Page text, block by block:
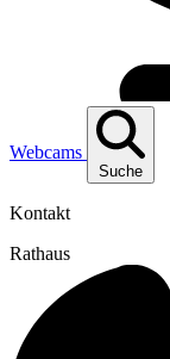
Webcams
Suche
Kontakt
Rathaus